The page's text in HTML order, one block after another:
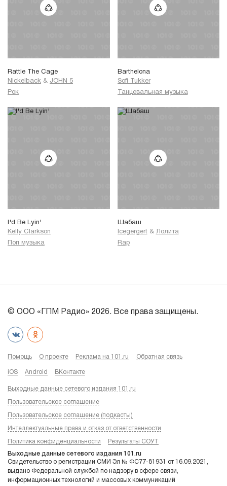
Rattle The Cage
Nickelback & JOHN 5
Рок
Barthelona
Sofi Tukker
Танцевальная музыка
I'd Be Lyin'
Kelly Clarkson
Поп музыка
Шабаш
Icegergert & Лолита
Rap
© ООО «ГПМ Радио» 2026. Все права защищены.
Помощь О проекте Реклама на 101.ru Обратная связь
iOS Android ВКонтакте
Выходные данные сетевого издания 101.ru
Пользовательское соглашение
Пользовательское соглашение (подкасты)
Интеллектуальные права и отказ от ответственности
Политика конфиденциальности Результаты СОУТ
Выходные данные сетевого издания 101.ru
Свидетельство о регистрации СМИ Эл № ФС77-81931 от 16.09.2021,
выдано Федеральной службой по надзору в сфере связи,
информационных технологий и массовых коммуникаций